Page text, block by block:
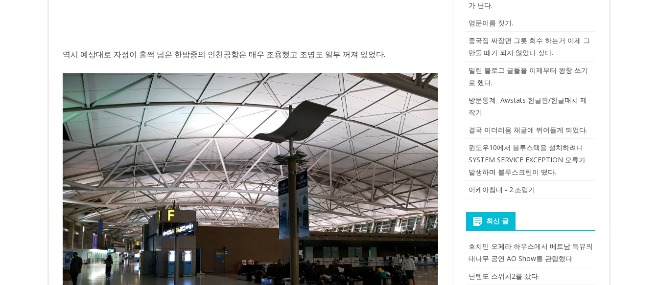
었
역시 예상대로 자정이 훌쩍 넘은 한밤중의 인천공항은 매우 조용했고 조명도 일부 꺼져 있었다.
가 난다.
영문이름 짓기.
중국집 짜장면 그릇 회수 하는거 이제 그
만둘 때가 되지 않았나 싶다.
밀린 블로그 글들을 이제부터 왕창 쓰기
로 했다.
방문통계- Awstats 한글판/한글패치 제
작기
결국 이더리움 채굴에 뛰어들게 되었다.
윈도우10에서 블루스택을 설치하려니
SYSTEM SERVICE EXCEPTION 오류가
발생하며 블루스크린이 떴다.
이케아침대 - 2.조립기
최신 글
호치민 오페라 하우스에서 베트남 특유의
대나무 공연 AO Show를 관람했다
닌텐도 스위치2를 샀다.